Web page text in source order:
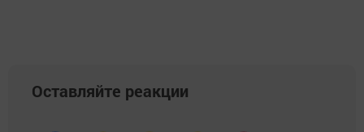
Оставляйте реакции